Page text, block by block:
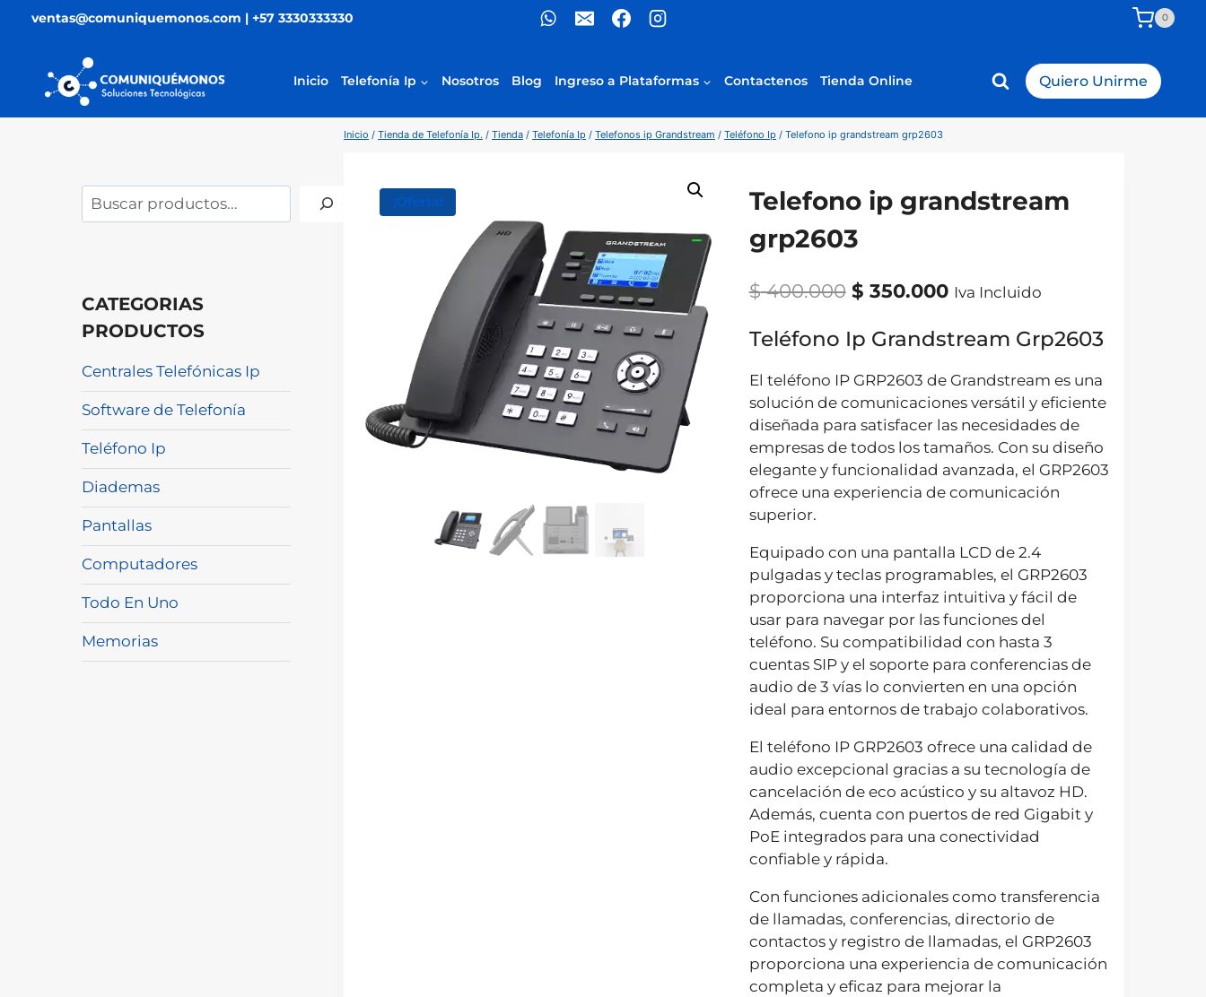
ventas@comuniquemonos.com | +57 3330333330 0
Inicio Telefonía Ip Nosotros Blog Ingreso a Plataformas Contactenos Tienda Online Quiero Unirme
Inicio / Tienda de Telefonía Ip. / Tienda / Telefonía Ip / Telefonos ip Grandstream / Teléfono Ip / Telefono ip grandstream grp2603
¡Oferta!
Telefono ip grandstream
grp2603
$400.000 Original
was:
$ 400.000.
$ 350.000Current
is:
$ 350.000.
Iva Incluido
Teléfono Ip Grandstream Grp2603
El teléfono IP GRP2603 de Grandstream es una
solución de comunicaciones versátil y eficiente
diseñada para satisfacer las necesidades de
empresas de todos los tamaños. Con su diseño
elegante y funcionalidad avanzada, el GRP2603
ofrece una experiencia de comunicación
superior.
Equipado con una pantalla LCD de 2.4
pulgadas y teclas programables, el GRP2603
proporciona una interfaz intuitiva y fácil de
usar para navegar por las funciones del
teléfono. Su compatibilidad con hasta 3
cuentas SIP y el soporte para conferencias de
audio de 3 vías lo convierten en una opción
ideal para entornos de trabajo colaborativos.
El teléfono IP GRP2603 ofrece una calidad de
audio excepcional gracias a su tecnología de
cancelación de eco acústico y su altavoz HD.
Además, cuenta con puertos de red Gigabit y
PoE integrados para una conectividad
confiable y rápida.
Con funciones adicionales como transferencia
de llamadas, conferencias, directorio de
contactos y registro de llamadas, el GRP2603
proporciona una experiencia de comunicación
completa y eficaz para mejorar la
Buscar
CATEGORIAS
PRODUCTOS
Centrales Telefónicas Ip
Software de Telefonía
Teléfono Ip
Diademas
Pantallas
Computadores
Todo En Uno
Memorias